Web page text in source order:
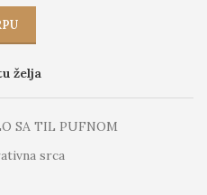
želja
SA TIL PUFNOM
srca